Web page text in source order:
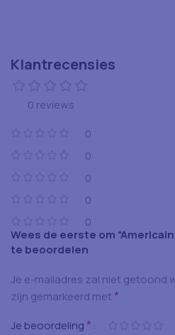
Klantrecensies
0 reviews
0
0
0
0
0
Wees de eerste om
te beoordelen
Je e-mailadres zal niet getoond
zijn gemarkeerd met *
Je beoordeling *